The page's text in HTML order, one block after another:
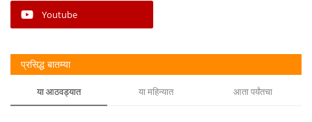
Youtube
प्रसिद्ध बातम्या
या आठवड्यात या महिन्यात आता पर्यंतचा